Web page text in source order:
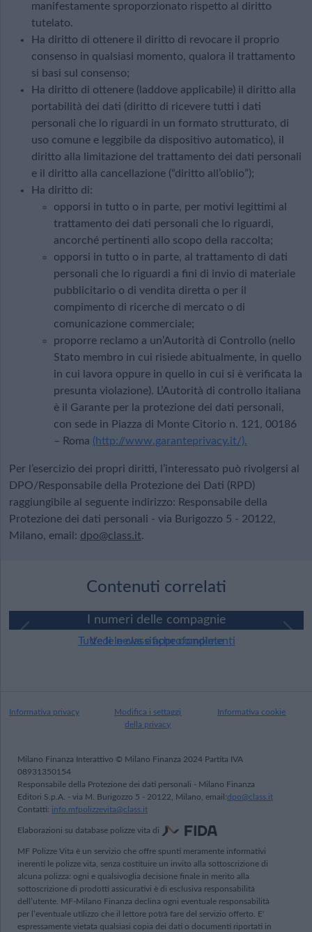
manifestamente sproporzionato rispetto al diritto
tutelato.
Ha diritto di ottenere il diritto di revocare il proprio
consenso in qualsiasi momento, qualora il trattamento
si basi sul consenso;
Ha diritto di ottenere (laddove applicabile) il diritto alla
portabilità dei dati (diritto di ricevere tutti i dati
personali che lo riguardi in un formato strutturato, di
uso comune e leggibile da dispositivo automatico), il
diritto alla limitazione del trattamento dei dati personali
e il diritto alla cancellazione (“diritto all’oblio”);
Ha diritto di:
opporsi in tutto o in parte, per motivi legittimi al
trattamento dei dati personali che lo riguardi,
ancorché pertinenti allo scopo della raccolta;
opporsi in tutto o in parte, al trattamento di dati
personali che lo riguardi a fini di invio di materiale
pubblicitario o di vendita diretta o per il
compimento di ricerche di mercato o di
comunicazione commerciale;
proporre reclamo a un’Autorità di Controllo (nello
Stato membro in cui risiede abitualmente, in quello
in cui lavora oppure in quello in cui si è verificata la
presunta violazione). L’Autorità di controllo italiana
è il Garante per la protezione dei dati personali,
con sede in Piazza di Monte Citorio n. 121, 00186
– Roma (http://www.garanteprivacy.it/).
Per l’esercizio dei propri diritti, l’interessato può rivolgersi al
DPO/Responsabile della Protezione dei Dati (RPD)
raggiungibile al seguente indirizzo: Responsabile della
Protezione dei dati personali - via Burigozzo 5 - 20122,
Milano, email: dpo@class.it.
Contenuti correlati
I numeri delle compagnie
Vedi le classifiche complete
Precedente
Informativa privacy
Modifica i settaggi
della privacy
Informativa cookie
Milano Finanza Interattivo © Milano Finanza 2024 Partita IVA
08931350154
Responsabile della Protezione dei dati personali - Milano Finanza
Editori S.p.A. - via M. Burigozzo 5 - 20122, Milano, email:dpo@class.it
Contatti: info.mfpolizzevita@class.it
Elaborazioni su database polizze vita di
MF Polizze Vita è un servizio che offre spunti meramente informativi
inerenti le polizze vita, senza costituire un invito alla sottoscrizione di
alcuna polizza: ogni e qualsivoglia decisione finale in merito alla
sottoscrizione di prodotti assicurativi è di esclusiva responsabilità
dell’utente. MF-Milano Finanza declina ogni eventuale responsabilità
per l’eventuale utilizzo che il lettore potrà fare del servizio offerto. E'
espressamente vietata qualsiasi copia dei dati o documenti riportati in